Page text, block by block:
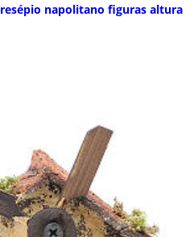
napolitano figuras altura